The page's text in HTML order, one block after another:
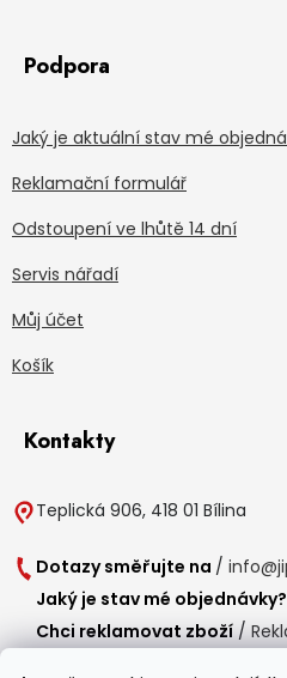
Podpora
Jaký je aktuální stav mé
Reklamační formulář
Odstoupení ve lhůtě 14 dní
Servis nářadí
Můj účet
Košík
Kontakty
Teplická 906, 418 01 Bílina
Dotazy směřujte na /
Jaký je stav mé objednávky?
Chci reklamovat zboží /